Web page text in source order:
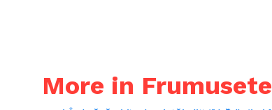
More in Frumusete